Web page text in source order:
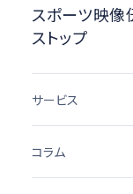
スポーツ映像
ストップ
サービス
コラム